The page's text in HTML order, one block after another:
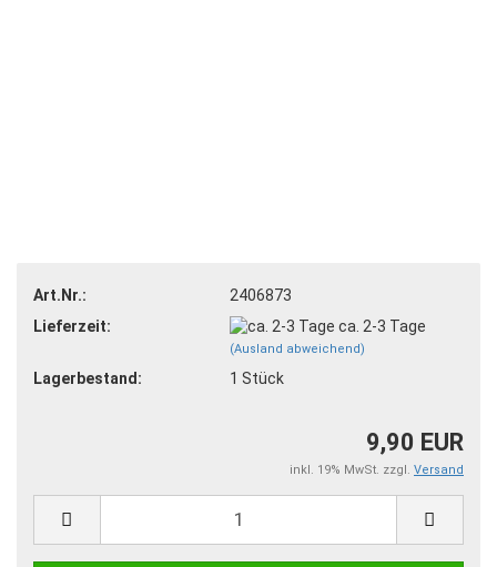
Art.Nr.:
2406873
Lieferzeit:
ca. 2-3 Tage
(Ausland abweichend)
Lagerbestand: 1 Stück
9,90 EUR
inkl. 19% MwSt. zzgl. Versand